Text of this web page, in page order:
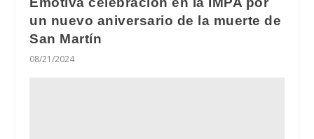
un nuevo aniversario de la muerte de
San Martín
08/21/2024